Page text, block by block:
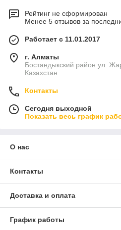
Рейтинг не сформирован
Менее 5 отзывов за
Работает с 11.01.2017
г. Алматы
Бостандыкский район ул.
Казахстан
Контакты
Сегодня выходной
Показать весь график
О нас
Контакты
Доставка и оплата
График работы